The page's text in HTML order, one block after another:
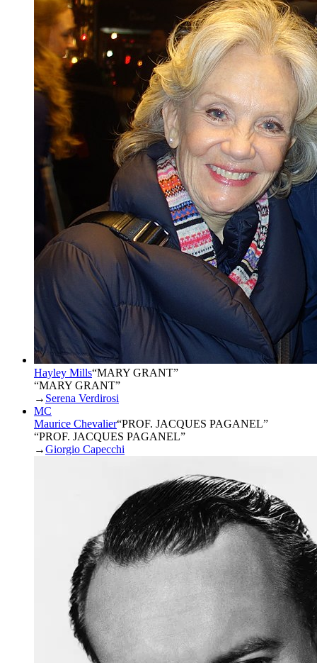
Hayley Mills“MARY GRANT”
“MARY GRANT”
→ Serena Verdirosi
MC
Maurice Chevalier“PROF. JACQUES PAGANEL”
“PROF. JACQUES PAGANEL”
→Giorgio Capecchi